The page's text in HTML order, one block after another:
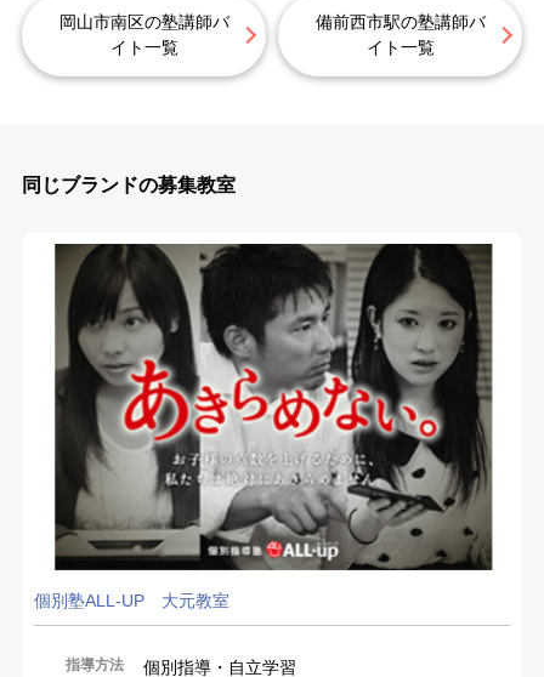
岡山市南区の塾講師バ
イト一覧
備前西市駅の塾講師バ
イト一覧
同じブランドの募集教室
個別塾ALL-UP 大元教室
指導方法 個別指導・自立学習